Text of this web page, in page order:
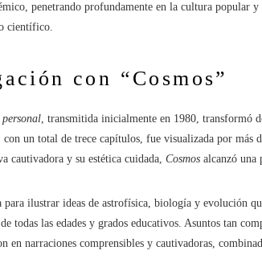
penetrando profundamente en la cultura popular
científico.
con “Cosmos”
, transmitida inicialmente en 1980, transformó
un total de trece capítulos, fue visualizada por más
cautivadora y su estética cuidada, Cosmos alcanzó una
ilustrar ideas de astrofísica, biología y evolución
todas las edades y grados educativos. Asuntos tan
narraciones comprensibles y cautivadoras,